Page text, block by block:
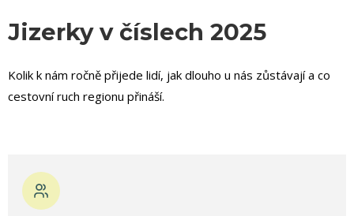
Jizerky v číslech 2025
Kolik k nám ročně přijede lidí, jak dlouho u nás zůstávají a co
cestovní ruch regionu přináší.